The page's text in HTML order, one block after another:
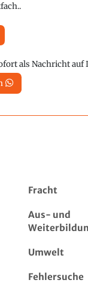
als Nachricht auf
Fracht
Aus- und
Umwelt
Fehlersuche